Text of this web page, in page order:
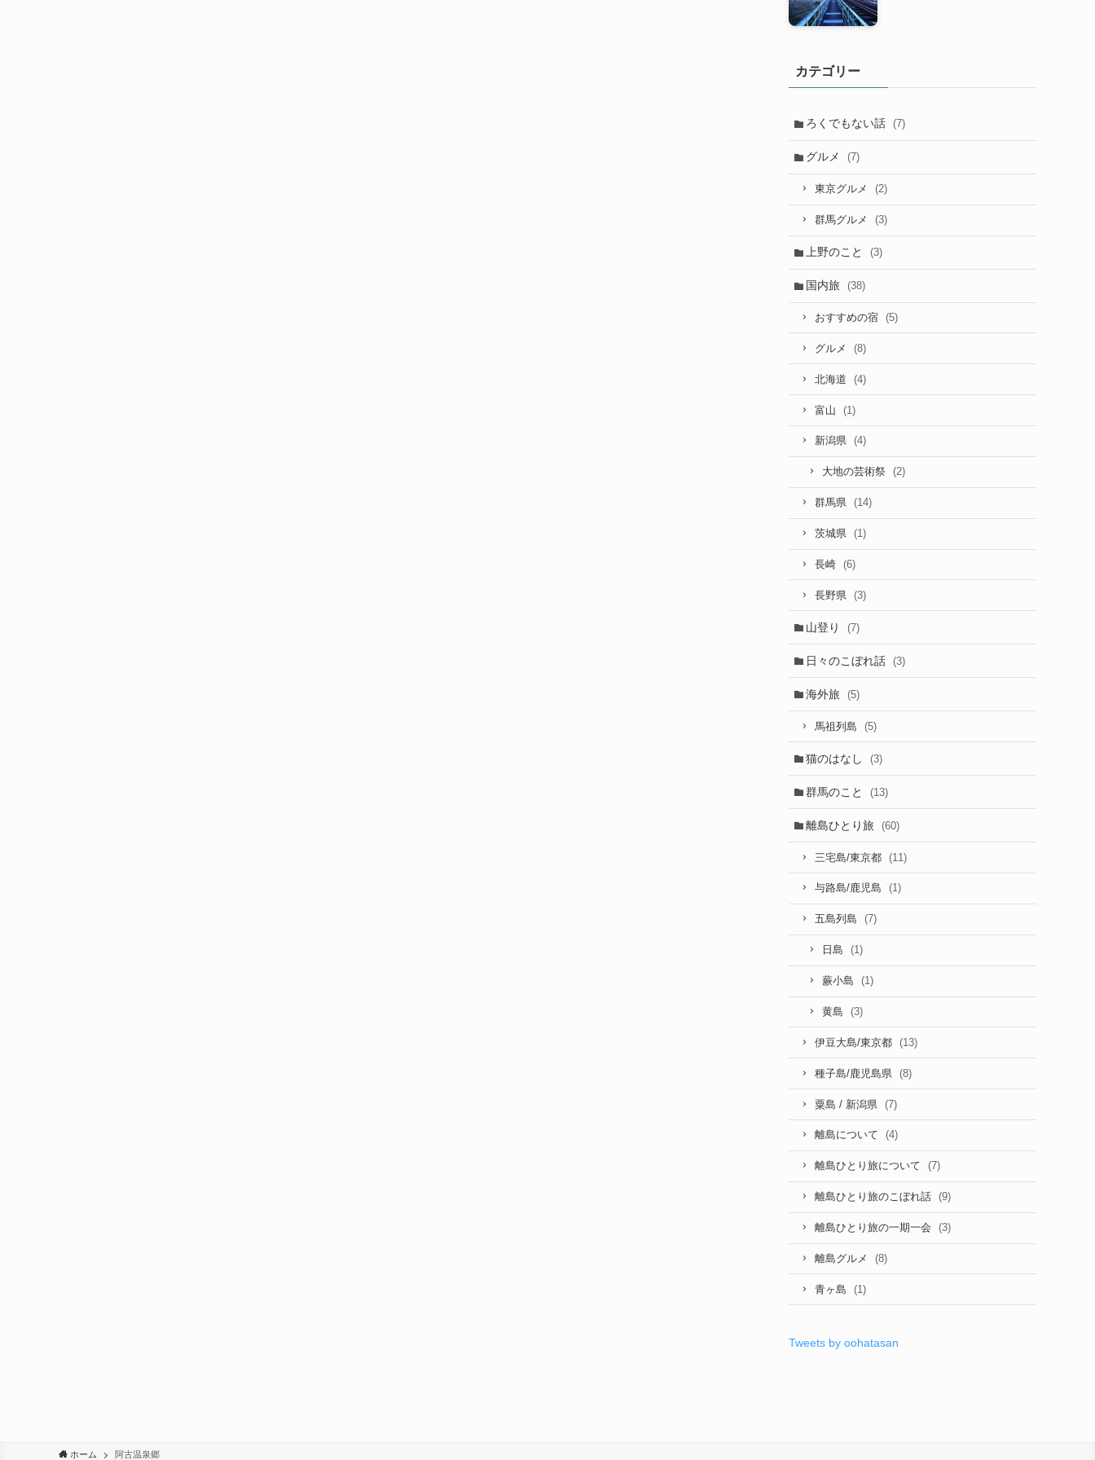
カテゴリー
ろくでもない話 (7)
グルメ (7)
東京グルメ (2)
群馬グルメ (3)
上野のこと (3)
国内旅 (38)
おすすめの宿 (5)
グルメ (8)
北海道 (4)
富山 (1)
新潟県 (4)
大地の芸術祭 (2)
群馬県 (14)
茨城県 (1)
長崎 (6)
長野県 (3)
山登り (7)
日々のこぼれ話 (3)
海外旅 (5)
馬祖列島 (5)
猫のはなし (3)
群馬のこと (13)
離島ひとり旅 (60)
三宅島/東京都 (11)
与路島/鹿児島 (1)
五島列島 (7)
日島 (1)
蕨小島 (1)
黄島 (3)
伊豆大島/東京都 (13)
種子島/鹿児島県 (8)
粟島 / 新潟県 (7)
離島について (4)
離島ひとり旅について (7)
離島ひとり旅のこぼれ話 (9)
離島ひとり旅の一期一会 (3)
離島グルメ (8)
青ヶ島 (1)
Tweets by oohatasan
ホーム 阿古温泉郷